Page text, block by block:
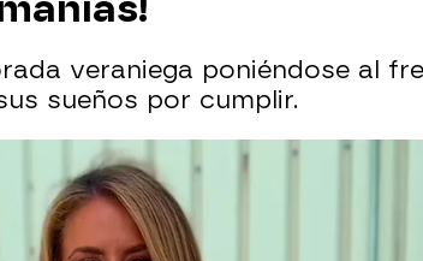
veraniega poniéndose al
sueños por cumplir.